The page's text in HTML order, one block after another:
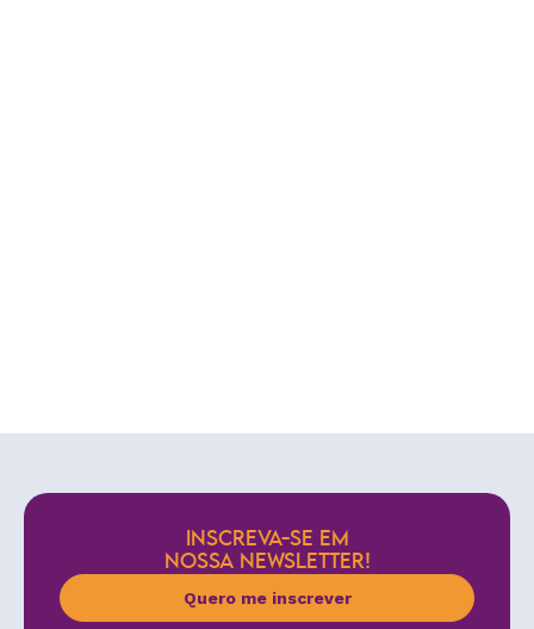
INSCREVA-SE EM
NOSSA NEWSLETTER!
Quero me inscrever